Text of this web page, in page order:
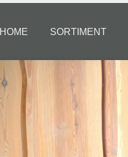
HOME SORTIMENT